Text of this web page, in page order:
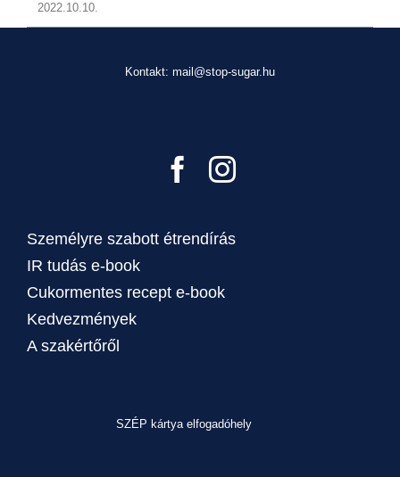
2022.10.10.
Kontakt: mail@stop-sugar.hu
Személyre szabott étrendírás
IR tudás e-book
Cukormentes recept e-book
Kedvezmények
A szakértőről
SZÉP kártya elfogadóhely